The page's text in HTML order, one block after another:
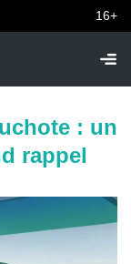
16+
: un
rappel